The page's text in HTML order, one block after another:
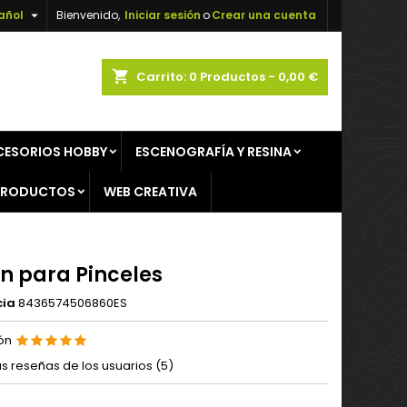
Bienvenido, Iniciar sesiónoCrear una cuenta

shopping_cart Carrito: 0 Productos - 0,00 €
HOBBY ESCENOGRAFÍA Y RESINA
WEB CREATIVA
para Pinceles
8436574506860ES
reseñas de los usuarios (5)